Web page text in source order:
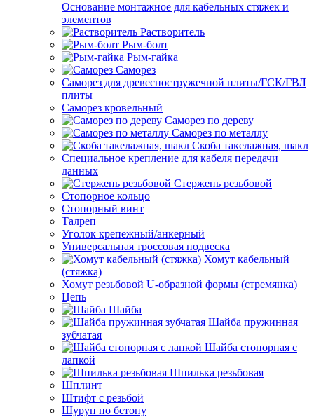
Основание монтажное для кабельных стяжек и
элементов
Растворитель
Рым-болт
Рым-гайка
Саморез
Саморез для древесностружечной плиты/ГСК/ГВЛ
плиты
Саморез кровельный
Саморез по дереву
Саморез по металлу
Скоба такелажная, шакл
Специальное крепление для кабеля передачи
данных
Стержень резьбовой
Стопорное кольцо
Стопорный винт
Талреп
Уголок крепежный/анкерный
Универсальная троссовая подвеска
Хомут кабельный
(стяжка)
Хомут резьбовой U-образной формы (стремянка)
Цепь
Шайба
Шайба пружинная
зубчатая
Шайба стопорная с
лапкой
Шпилька резьбовая
Шплинт
Штифт с резьбой
Шуруп по бетону